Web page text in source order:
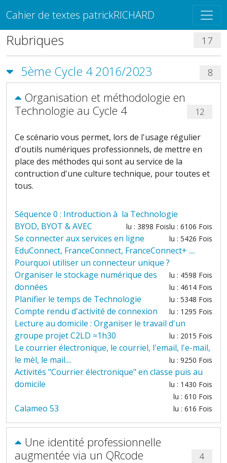
Cahier de textes patrickRICHARD
Rubriques 17
5ème Cycle 4 2016/2023 8
Organisation et méthodologie en
Technologie au Cycle 4
12
Ce scénario vous permet, lors de l'usage régulier
d'outils numériques professionnels, de mettre en
place des méthodes qui sont au service de la
contruction d'une culture technique, pour toutes et
tous.
Séquence 0 : Introduction à la Technologie
lu : 6106 Fois
BYOD, BYOT & AVEC lu : 3898 Fois
Se connecter aux services en ligne lu : 5426 Fois
EduConnect, FranceConnect, FranceConnect+ ....
Pourquoi utiliser un connecteur unique ?
lu : 4598 Fois
Organiser le stockage numérique des
données
lu : 4614 Fois
Planifier le temps de Technologie lu : 5348 Fois
Compte rendu d'activité de connexion lu : 1295 Fois
Lecture au domicile : Organiser le travail d'un
groupe projet C2LD ≈1h30
lu : 2015 Fois
Le courrier électronique, le courriel, l'email, l'e-mail,
le mèl, le mail....
lu : 9250 Fois
Activités "Courrier électronique" en classe puis au
domicile
lu : 1430 Fois
lu : 610 Fois
Calameo 53 lu : 616 Fois
Une identité professionnelle
augmentée via un QRcode
4